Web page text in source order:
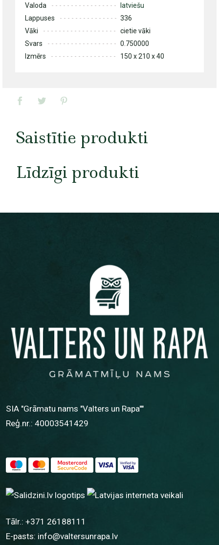
Valoda
latviešu
Lappuses
336
Vāki
cietie vāki
Svars
0.750000
Izmērs
150 x 210 x 40
Saistītie produkti
Līdzīgi produkti
SIA "Grāmatu nams "Valters un Rapa""
Reģ.nr.: 40003541429
Tālr.: +371 26188111
E-pasts: info@valtersunrapa.lv